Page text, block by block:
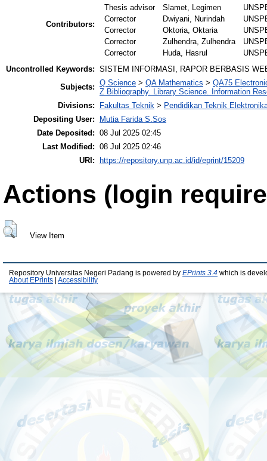
Contributors:
Thesis advisor
Slamet, Legimen
Corrector
Dwiyani, Nurindah
Corrector
Oktoria, Oktaria
Corrector
Zulhendra, Zulhendra
Corrector
Huda, Hasrul
Uncontrolled Keywords: SISTEM INFORMASI, RAPOR BERBASIS
Subjects: Q Science > QA Mathematics > QA75
Z Bibliography. Library Science. Information
Divisions:
Fakultas Teknik > Pendidikan Teknik
Depositing User:
Mutia Farida S.Sos
Date Deposited: 08 Jul 2025 02:45
Last Modified: 08 Jul 2025 02:46
URI:
https://repository.unp.ac.id/id/eprint/15209
Actions (login
View Item
Repository Universitas Negeri Padang is powered by EPrints 3.4 which is
About EPrints
Accessibility